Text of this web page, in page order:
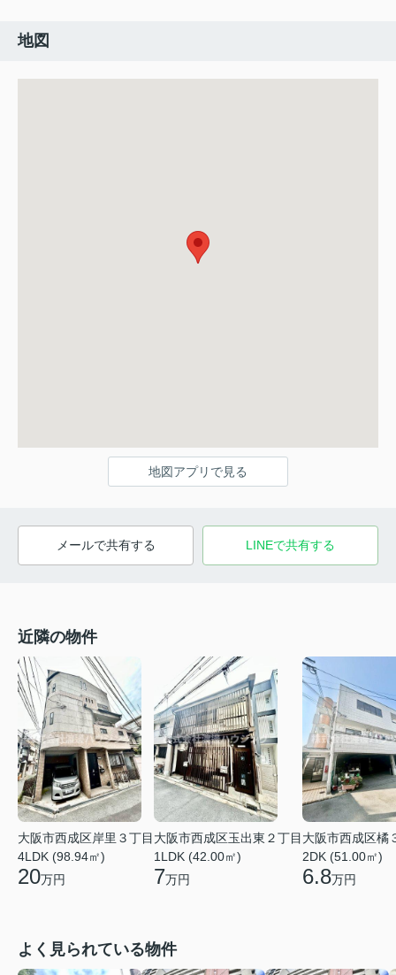
地図
地図アプリで見る
メールで共有する LINEで共有する
近隣の物件
大阪市西成区岸里３丁目
4LDK (98.94㎡)
20万円
大阪市西成区玉出東２丁目
1LDK (42.00㎡)
7万円
大阪市西成区橘
2DK (51.00㎡)
6.8万円
よく見られている物件